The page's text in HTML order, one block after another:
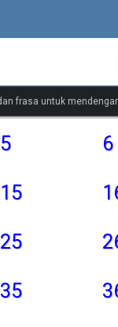
frasa untuk
5 6
15
25
35